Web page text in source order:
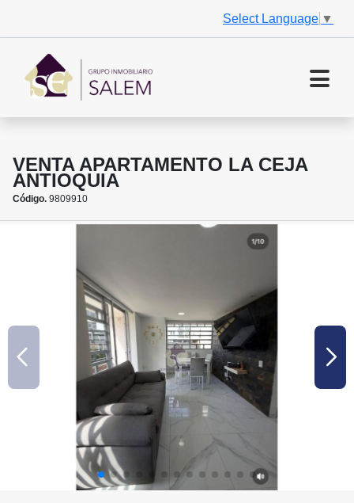
Select Language ▼
VENTA APARTAMENTO LA CEJA
ANTIOQUIA
Código. 9809910